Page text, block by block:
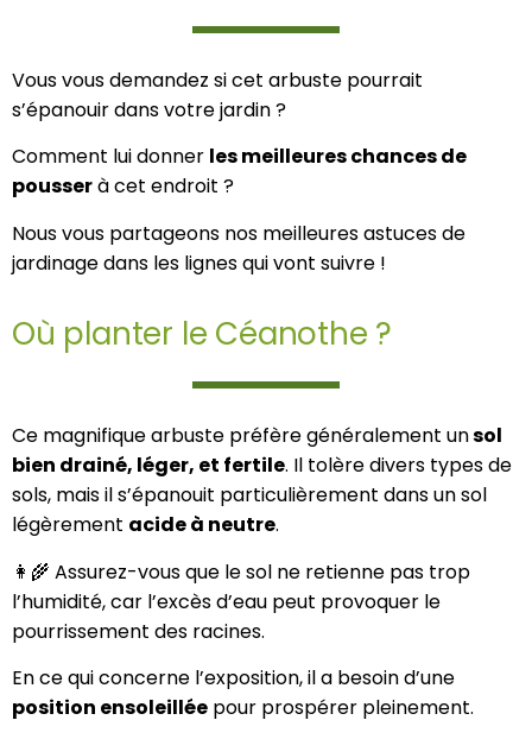
Vous vous demandez si cet arbuste pourrait
s’épanouir dans votre jardin ?
Comment lui donner les meilleures chances de
pousserà cet endroit ?
Nous vous partageons nos meilleures astuces de
jardinage dans les lignes qui vont suivre !
Où planter le Céanothe ?
Ce magnifique arbuste préfère généralement unsol
bien drainé, léger, et fertile. Il tolère divers types de
sols, mais il s’épanouit particulièrement dans un sol
légèrement acide à neutre.
👩‍🌾 Assurez-vous que le sol ne retienne pas trop
l’humidité, car l’excès d’eau peut provoquer le
pourrissement des racines.
En ce qui concerne l’exposition, il a besoin d’une
position ensoleillée pour prospérer pleinement.